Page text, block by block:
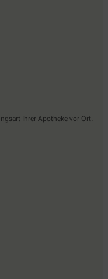
Ihrer Apotheke vor Ort.